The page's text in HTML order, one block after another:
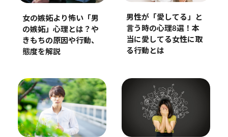
女の嫉妬より怖い「男
の嫉妬」心理とは？や
きもちの原因や行動、
態度を解説
男性が「愛してる」と
言う時の心理8選！本
当に愛してる女性に取
る行動とは